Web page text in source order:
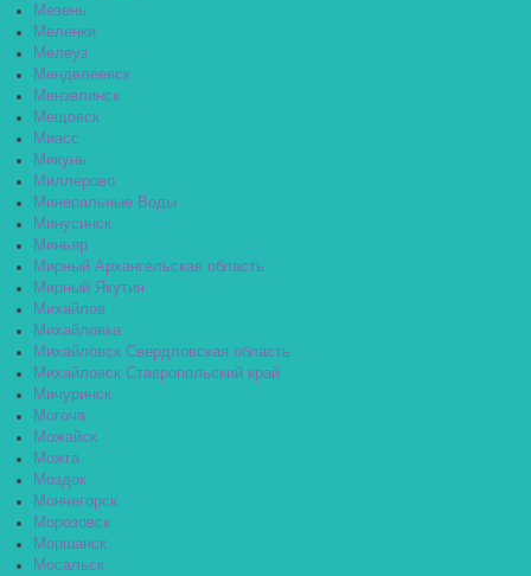
Мезень
Меленки
Мелеуз
Менделеевск
Мензелинск
Мещовск
Миасс
Микунь
Миллерово
Минеральные Воды
Минусинск
Миньяр
Мирный Архангельская область
Мирный Якутия
Михайлов
Михайловка
Михайловск Свердловская область
Михайловск Ставропольский край
Мичуринск
Могоча
Можайск
Можга
Моздок
Мончегорск
Морозовск
Моршанск
Мосальск